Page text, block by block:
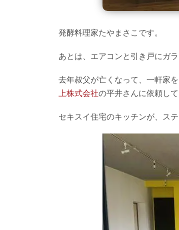
発酵料理家たやまさこです。
あとは、エアコンと引き戸にガラ
去年叔父が亡くなって、一軒家
上株式会社の平井さんに依頼して
セキスイ住宅のキッチンが、ス